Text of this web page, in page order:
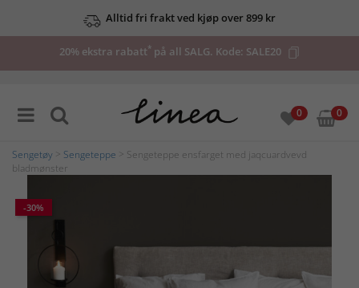
Alltid fri frakt ved kjøp over 899 kr
20% ekstra rabatt* på all SALG. Kode: SALE20
0 0
Sengetøy Sengeteppe > Sengeteppe ensfarget med jaqcuardvevd
bladmønster
-30%